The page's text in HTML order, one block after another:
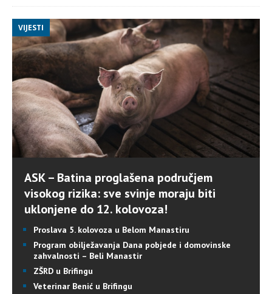
VIJESTI
ASK – Batina proglašena područjem
visokog rizika: sve svinje moraju biti
uklonjene do 12. kolovoza!
Proslava 5. kolovoza u Belom Manastiru
Program obilježavanja Dana pobjede i domovinske
zahvalnosti – Beli Manastir
ZŠRD u Brifingu
Veterinar Benić u Brifingu